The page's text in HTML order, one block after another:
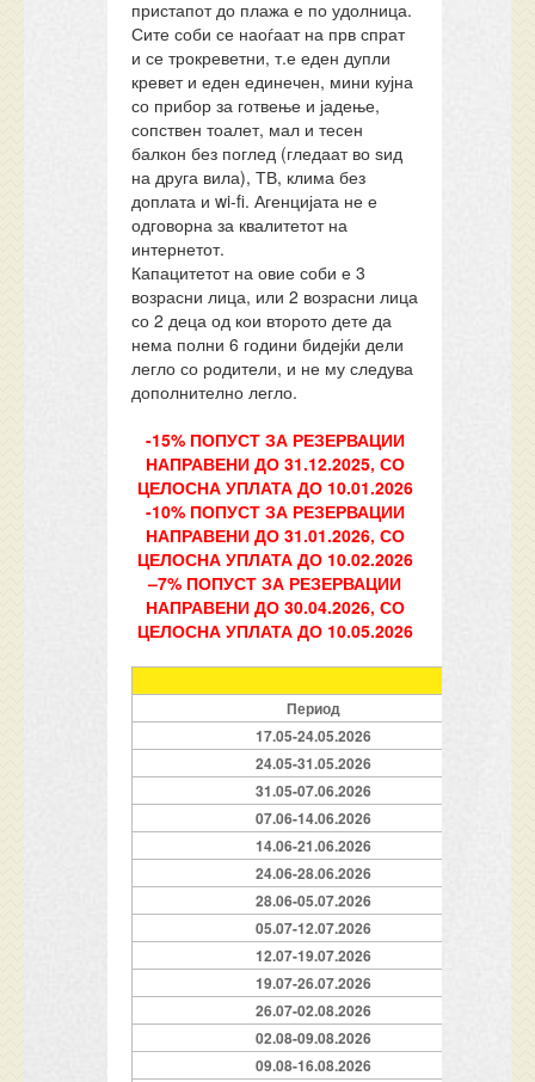
пристапот до плажа е по удолница.
Сите соби се наоѓаат на прв спрат
и се трокреветни, т.е еден дупли
кревет и еден единечен, мини кујна
со прибор за готвење и јадење,
сопствен тоалет, мал и тесен
балкон без поглед (гледаат во ѕид
на друга вила), ТВ, клима без
доплата и wi-fi. Агенцијата не е
одговорна за квалитетот на
интернетот.
Капацитетот на овие соби е 3
возрасни лица, или 2 возрасни лица
со 2 деца од кои второто дете да
нема полни 6 години бидејќи дели
легло со родители, и не му следува
дополнително легло.
-15% ПОПУСТ ЗА РЕЗЕРВАЦИИ
НАПРАВЕНИ ДО 31.12.2025, СО
ЦЕЛОСНА УПЛАТА ДО 10.01.2026
-10% ПОПУСТ ЗА РЕЗЕРВАЦИИ
НАПРАВЕНИ ДО 31.01.2026, СО
ЦЕЛОСНА УПЛАТА ДО 10.02.2026
–7% ПОПУСТ ЗА РЕЗЕРВАЦИИ
НАПРАВЕНИ ДО 30.04.2026, СО
ЦЕЛОСНА УПЛАТА ДО 10.05.2026
Период
17.05-24.05.2026
24.05-31.05.2026
31.05-07.06.2026
07.06-14.06.2026
14.06-21.06.2026
24.06-28.06.2026
28.06-05.07.2026
05.07-12.07.2026
12.07-19.07.2026
19.07-26.07.2026
26.07-02.08.2026
02.08-09.08.2026
09.08-16.08.2026